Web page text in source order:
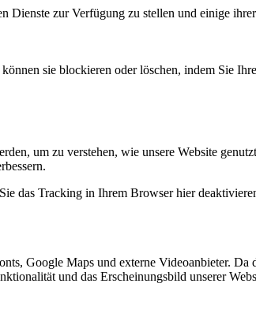
Dienste zur Verfügung zu stellen und einige
sie blockieren oder löschen, indem Sie
um zu verstehen, wie unsere Website
das Tracking in Ihrem Browser hier
Google Maps und externe Videoanbieter.
und das Erscheinungsbild unserer